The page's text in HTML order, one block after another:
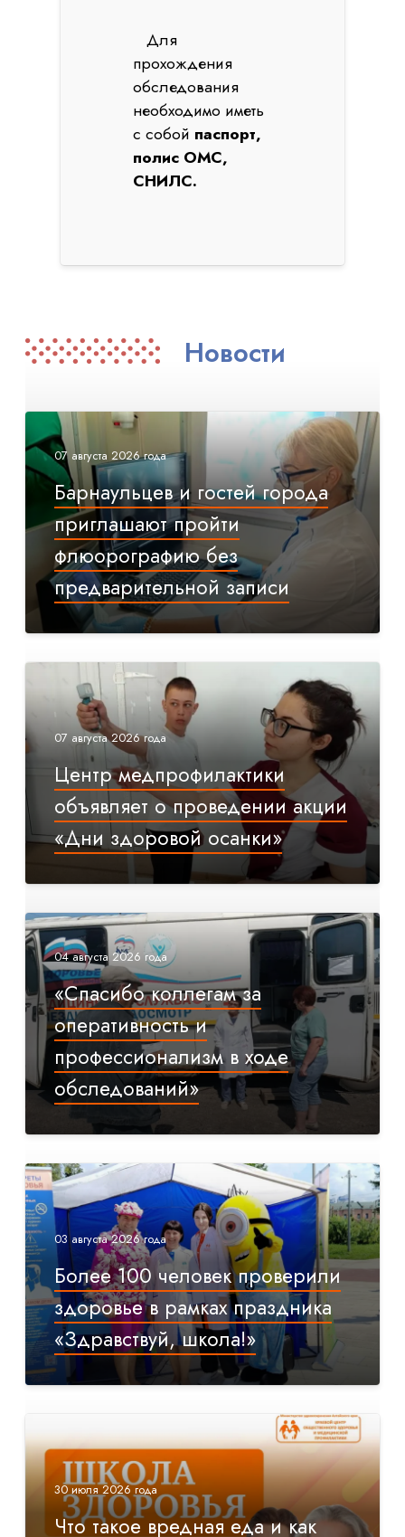
Для
прохождения
обследования
необходимо иметь
с собой паспорт,
полис ОМС,
СНИЛС.
Новости
07 августа 2026 года
Барнаульцев и гостей города
приглашают пройти
флюорографию без
предварительной записи
07 августа 2026 года
Центр медпрофилактики
объявляет о проведении акции
«Дни здоровой осанки»
04 августа 2026 года
«Спасибо коллегам за
оперативность и
профессионализм в ходе
обследований»
03 августа 2026 года
Более 100 человек проверили
здоровье в рамках праздника
«Здравствуй, школа!»
30 июля 2026 года
Что такое вредная еда и как